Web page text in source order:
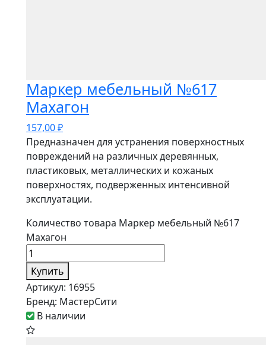
Маркер мебельный №617
Махагон
157,00₽
Предназначен для устранения поверхностных
повреждений на различных деревянных,
пластиковых, металлических и кожаных
поверхностях, подверженных интенсивной
эксплуатации.
Количество товара Маркер мебельный №617
Махагон
Купить
Артикул: 16955
Бренд: МастерСити
В наличии